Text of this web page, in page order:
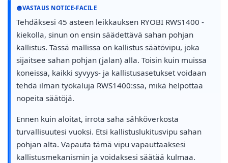
VASTAUS NOTICE-FACILE
Tehdäksesi 45 asteen leikkauksen RYOBI RWS1400 -
kiekolla, sinun on ensin säädettävä sahan pohjan
kallistus. Tässä mallissa on kallistus säätövipu, joka
sijaitsee sahan pohjan (jalan) alla. Toisin kuin muissa
koneissa, kaikki syvyys- ja kallistusasetukset voidaan
tehdä ilman työkaluja RWS1400:ssa, mikä helpottaa
nopeita säätöjä.
Ennen kuin aloitat, irrota saha sähköverkosta
turvallisuutesi vuoksi. Etsi kallistuslukitusvipu sahan
pohjan alta. Vapauta tämä vipu vapauttaaksesi
kallistusmekanismin ja voidaksesi säätää kulmaa.